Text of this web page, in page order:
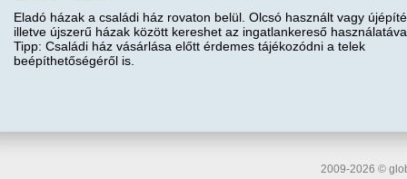
Eladó házak a családi ház rovaton belül. Olcsó használt vagy
illetve újszerű házak között kereshet az ingatlankereső
Tipp: Családi ház vásárlása előtt érdemes tájékozódni a telek
beépíthetőségéről is.
2009-2026 ©